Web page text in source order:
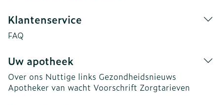
Klantenservice
FAQ
Uw apotheek
Over ons Nuttige links Gezondheidsnieuws
Apotheker van wacht Voorschrift Zorgtarieven